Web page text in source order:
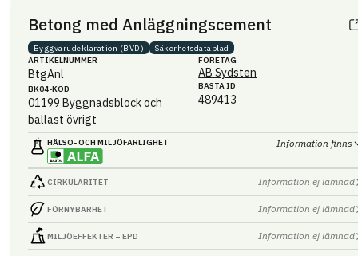
Betong med Anläggningscement
Byggvaru­deklaration (BVD)
Säkerhets­datablad
ARTIKEL­NUMMER
BtgAnl
BK04-KOD
01199 Byggnadsblock och
ballast övrigt
FÖRETAG
AB Sydsten
BASTA ID
489413
HÄLSO- OCH MILJÖ­FARLIGHET Information finns
CIRKULARITET Information ej lämnad
FÖRNYBARHET Information ej lämnad
MILJÖEFFEKTER – EPD Information ej lämnad